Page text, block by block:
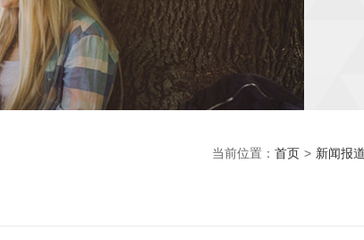
当前位置： 首页 > 新闻报